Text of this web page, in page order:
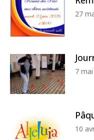
27
7
10